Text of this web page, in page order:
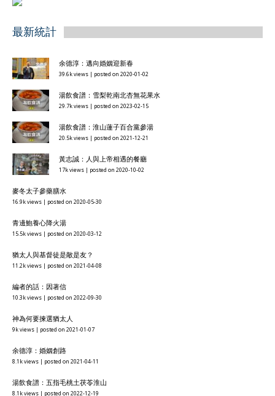
最新統計
余德淳：邁向婚姻迎新春
39.6k views | posted on 2020-01-02
湯飲食譜：雪梨乾南北杏無花果水
29.7k views | posted on 2023-02-15
湯飲食譜：淮山蓮子百合黨參湯
20.5k views | posted on 2021-12-21
黃志誠：人與上帝相遇的餐廳
17k views | posted on 2020-10-02
麥冬太子參藥膳水
16.9k views | posted on 2020-05-30
青邊鮑養心降火湯
15.5k views | posted on 2020-03-12
猶太人與基督徒是敵是友？
11.2k views | posted on 2021-04-08
編者的話：因著信
10.3k views | posted on 2022-09-30
神為何要揀選猶太人
9k views | posted on 2021-01-07
余德淳：婚姻創路
8.1k views | posted on 2021-04-11
湯飲食譜：五指毛桃土茯苓淮山
8.1k views | posted on 2022-12-19